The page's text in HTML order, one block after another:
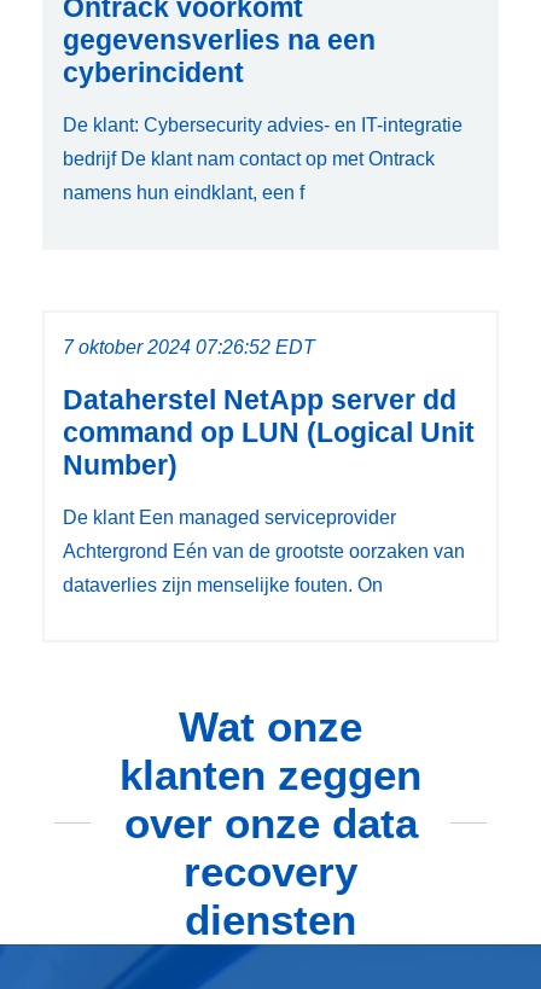
Ontrack voorkomt
gegevensverlies na een
cyberincident
De klant: Cybersecurity advies- en IT-integratie
bedrijf De klant nam contact op met Ontrack
namens hun eindklant, een f
7 oktober 2024 07:26:52 EDT
Dataherstel NetApp server dd
command op LUN (Logical Unit
Number)
De klant Een managed serviceprovider
Achtergrond Eén van de grootste oorzaken van
dataverlies zijn menselijke fouten. On
Wat onze
klanten zeggen
over onze data
recovery
diensten